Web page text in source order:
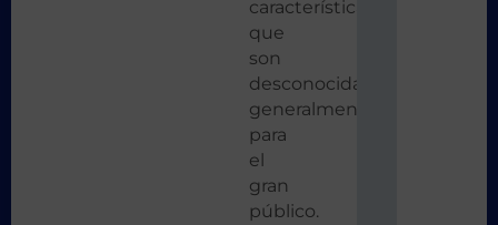
características
que
son
desconocidas
generalmente
para
el
gran
público.